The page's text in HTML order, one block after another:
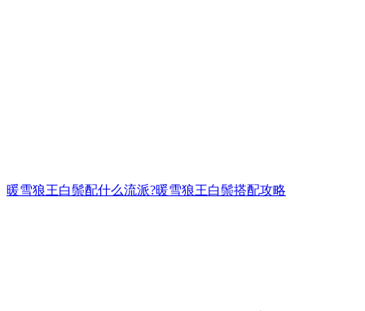
暖雪狼王白鬃配什么流派?暖雪狼王白鬃搭配攻略